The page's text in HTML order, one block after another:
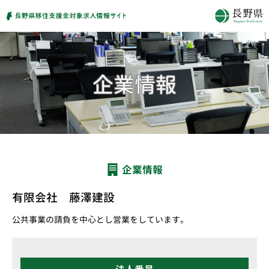
企業情報
有限会社 藤澤建設
公共事業の請負を中心とし営業をしています。